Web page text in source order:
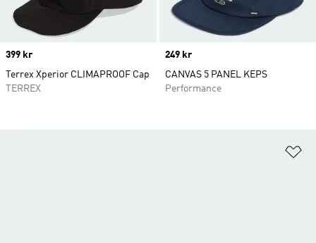
Price
399 kr
Terrex Xperior CLIMAPROOF Cap
TERREX
Price
249 kr
CANVAS 5 PANEL KEPS
Performance